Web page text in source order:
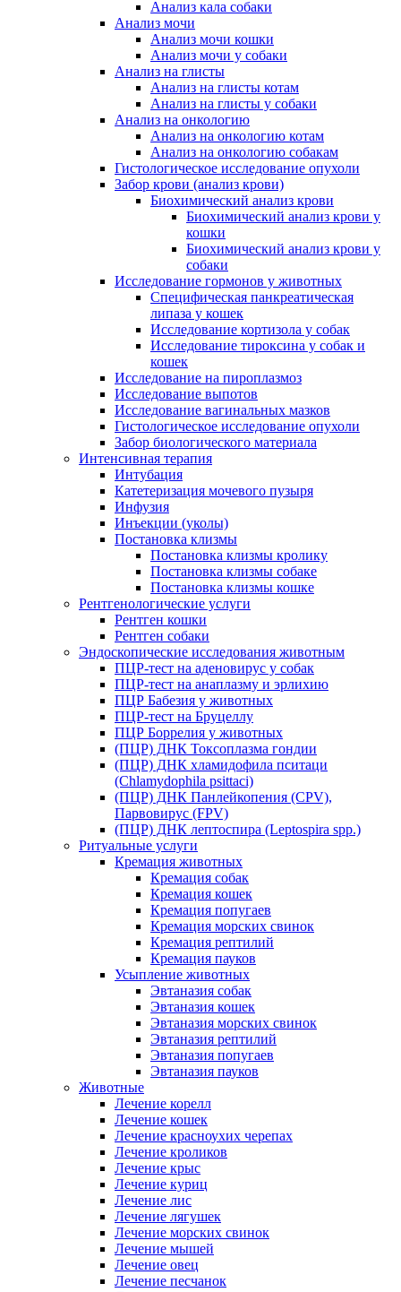
Анализ кала собаки
Анализ мочи
Анализ мочи кошки
Анализ мочи у собаки
Анализ на глисты
Анализ на глисты котам
Анализ на глисты у собаки
Анализ на онкологию
Анализ на онкологию котам
Анализ на онкологию собакам
Гистологическое исследование опухоли
Забор крови (анализ крови)
Биохимический анализ крови
Биохимический анализ крови у
кошки
Биохимический анализ крови у
собаки
Исследование гормонов у животных
Специфическая панкреатическая
липаза у кошек
Исследование кортизола у собак
Исследование тироксина у собак и
кошек
Исследование на пироплазмоз
Исследование выпотов
Исследование вагинальных мазков
Гистологическое исследование опухоли
Забор биологического материала
Интенсивная терапия
Интубация
Катетеризация мочевого пузыря
Инфузия
Инъекции (уколы)
Постановка клизмы
Постановка клизмы кролику
Постановка клизмы собаке
Постановка клизмы кошке
Рентгенологические услуги
Рентген кошки
Рентген собаки
Эндоскопические исследования животным
ПЦР-тест на аденовирус у собак
ПЦР-тест на анаплазму и эрлихию
ПЦР Бабезия у животных
ПЦР-тест на Бруцеллу
ПЦР Боррелия у животных
(ПЦР) ДНК Токсоплазма гондии
(ПЦР) ДНК хламидофила пситаци
(Chlamydophila psittaci)
(ПЦР) ДНК Панлейкопения (CPV),
Парвовирус (FPV)
(ПЦР) ДНК лептоспира (Leptospira spp.)
Ритуальные услуги
Кремация животных
Кремация собак
Кремация кошек
Кремация попугаев
Кремация морских свинок
Кремация рептилий
Кремация пауков
Усыпление животных
Эвтаназия собак
Эвтаназия кошек
Эвтаназия морских свинок
Эвтаназия рептилий
Эвтаназия попугаев
Эвтаназия пауков
Животные
Лечение корелл
Лечение кошек
Лечение красноухих черепах
Лечение кроликов
Лечение крыс
Лечение куриц
Лечение лис
Лечение лягушек
Лечение морских свинок
Лечение мышей
Лечение овец
Лечение песчанок